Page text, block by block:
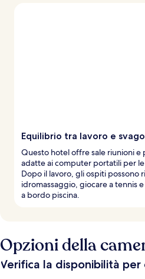
Equilibrio tra lavoro e svago
Questo hotel offre sale riunioni e
adatte ai computer portatili per le
Dopo il lavoro, gli ospiti possono
idromassaggio, giocare a tennis
a bordo piscina.
Opzioni della
Verifica la disponibilità